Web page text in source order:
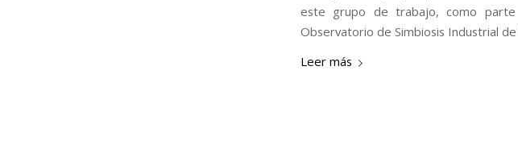
este grupo de trabajo, como
Observatorio de Simbiosis Industrial de
Leer más